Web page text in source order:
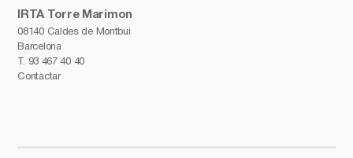
IRTA Torre Marimon
08140 Caldes de Montbui
Barcelona
T. 93 467 40 40
Contactar